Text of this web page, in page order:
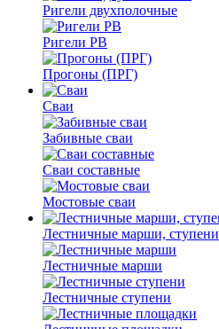
Ригели двухполочные
Ригели РВ
Прогоны (ПРГ)
Сваи
Забивные сваи
Сваи составные
Мостовые сваи
Лестничные марши, ступени
Лестничные марши
Лестничные ступени